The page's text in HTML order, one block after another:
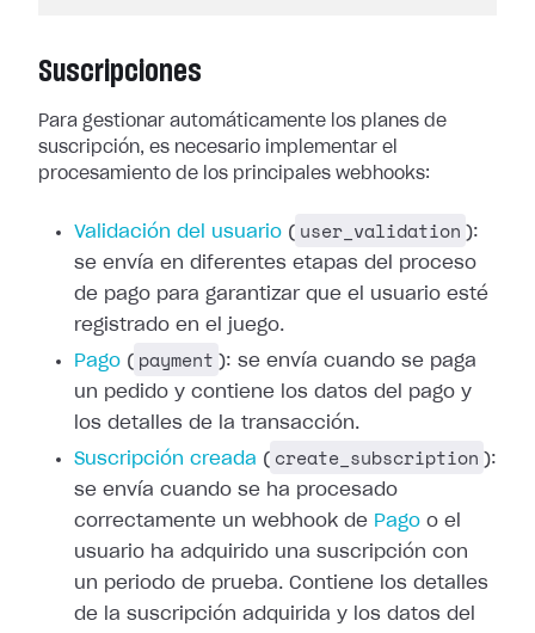
Suscripciones
Para gestionar automáticamente los planes de
suscripción, es necesario
implementar el
procesamiento de los principales webhooks:
Validación del usuario ( user_validation ):
se envía en diferentes etapas del proceso
de pago para garantizar que el usuario esté
registrado en el juego.
Pago ( payment ): se envía cuando se paga
un pedido y contiene los datos del pago y
los detalles de la transacción.
Suscripción creada ( create_subscription ):
se envía cuando se ha procesado
correctamente un webhook de Pago o el
usuario ha adquirido una suscripción con
un periodo de prueba. Contiene los detalles
de la suscripción adquirida y los datos del